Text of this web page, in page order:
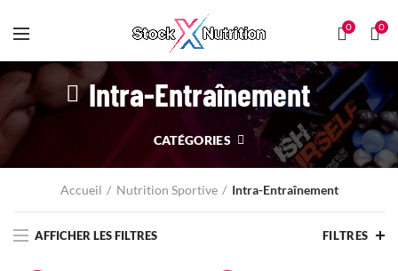
0 0
Intra-Entraînement
CATÉGORIES
Accueil Nutrition Sportive Intra-Entraînement
AFFICHER LES FILTRES FILTRES